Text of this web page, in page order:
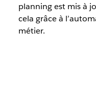
planning est mis à
cela grâce à
métier.